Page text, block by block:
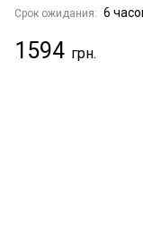
Срок ожидания: 6
1594